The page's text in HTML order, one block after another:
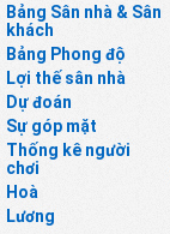
Bảng Sân nhà & Sân
khách
Bảng Phong độ
Lợi thế sân nhà
Dự đoán
Sự góp mặt
Thống kê người
chơi
Hoà
Lương